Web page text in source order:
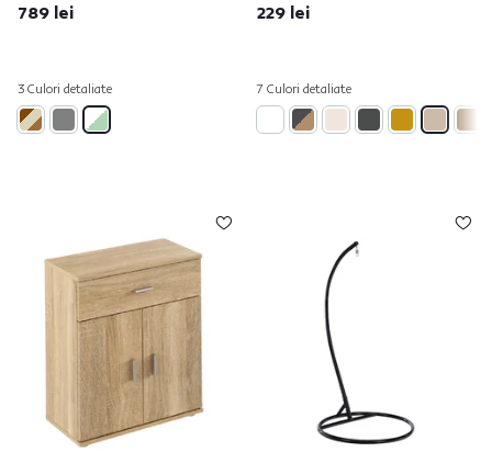
789 lei
3 Culori detaliate
229 lei
7 Culori detaliate